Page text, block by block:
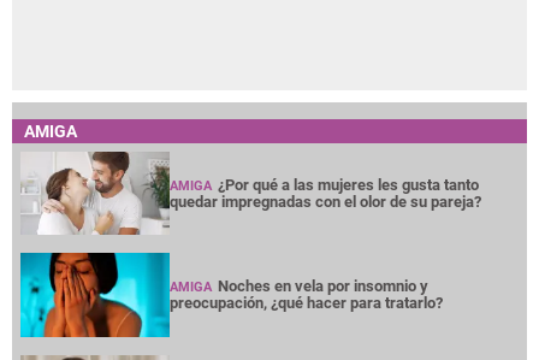
AMIGA
AMIGA ¿Por qué a las mujeres les gusta tanto
quedar impregnadas con el olor de su pareja?
AMIGA Noches en vela por insomnio y
preocupación, ¿qué hacer para tratarlo?